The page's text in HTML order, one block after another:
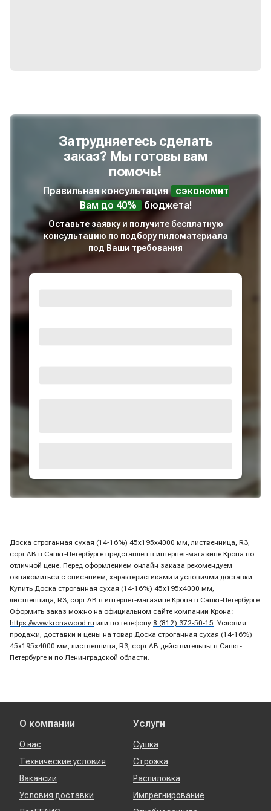
Затрудняетесь сделать
заказ? Мы готовы вам
помочь!
Правильная консультация
сэкономит
Вам до 40%
бюджета!
Оставьте заявку и получите бесплатную
консультацию по подбору пиломатериала
под Ваши требования
Доска строганная сухая (14-16%) 45х195х4000 мм, лиственница, R3,
сорт AB в Санкт-Петербурге представлен в интернет-магазине Крона по
отличной цене. Перед оформлением онлайн заказа рекомендуем
ознакомиться с описанием, характеристиками и условиями доставки.
Купить Доска строганная сухая (14-16%) 45х195х4000 мм,
лиственница, R3, сорт AB в интернет-магазине Крона в Санкт-Петербурге.
Оформить заказ можно на официальном сайте компании Крона:
https://www.kronawood.ru или по телефону 8 (812) 372-50-15. Условия
продажи, доставки и цены на товар Доска строганная сухая (14-16%)
45х195х4000 мм, лиственница, R3, сорт AB действительны в Санкт-
Петербурге и по Ленинградской области.
О компании
О нас
Технические условия
Вакансии
Условия доставки
Услуги
Сушка
Строжка
Распиловка
Импрегнирование